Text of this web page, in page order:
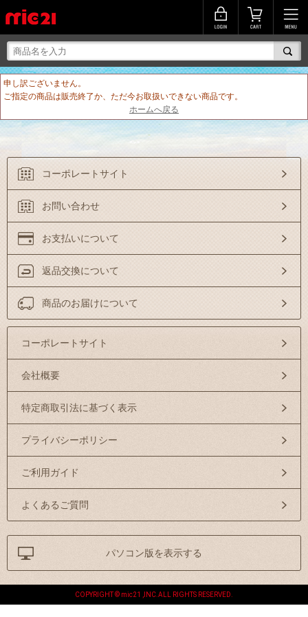
申し訳ございません。
ご指定の商品は販売終了か、ただ今お取扱いできない商品です。
ホームへ戻る
コーポレートサイト
お問い合わせ
お支払いについて
返品交換について
商品のお届けについて
コーポレートサイト
会社概要
特定商取引法に基づく表示
プライバシーポリシー
ご利用ガイド
よくあるご質問
パソコン版を表示する
COPYRIGHT © mic21 ,INC.ALL RIGHTS RESERVED.